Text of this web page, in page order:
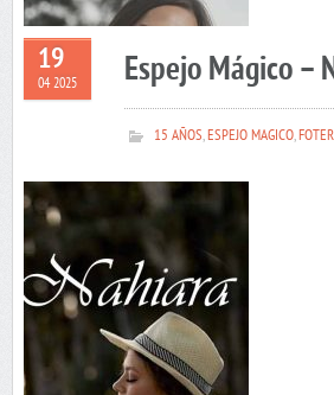
19
04 2025 Espejo Mágico –
15 AÑOS,ESPEJO MAGICO,